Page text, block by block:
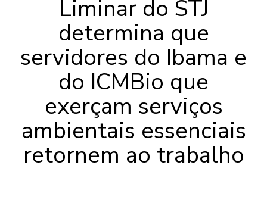
Liminar do STJ
determina que
servidores do Ibama e
do ICMBio que
exerçam serviços
ambientais essenciais
retornem ao trabalho